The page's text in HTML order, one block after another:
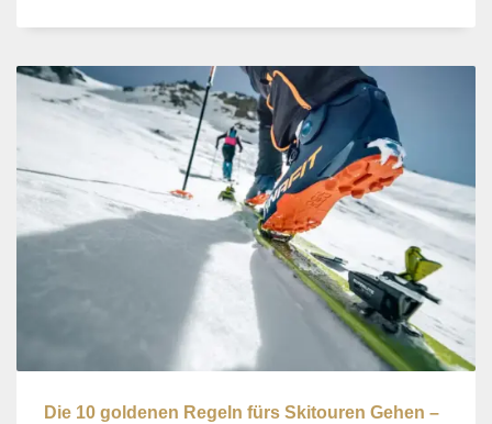
Die 10 goldenen Regeln fürs Skitouren Gehen –